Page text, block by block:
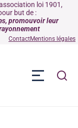
loi 1901,
but de :
promouvoir leur
ContactMentions légales